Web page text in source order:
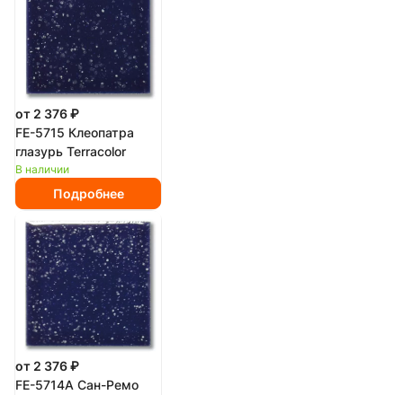
от 2 376 ₽
FE-5715 Клеопатра
глазурь Terracolor
В наличии
Подробнее
от 2 376 ₽
FE-5714A Сан-Ремо